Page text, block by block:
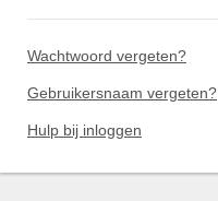
Wachtwoord vergeten?
Gebruikersnaam vergeten?
Hulp bij inloggen